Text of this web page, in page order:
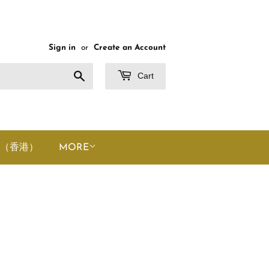
Sign in or Create an Account
Cart
香港） MORE